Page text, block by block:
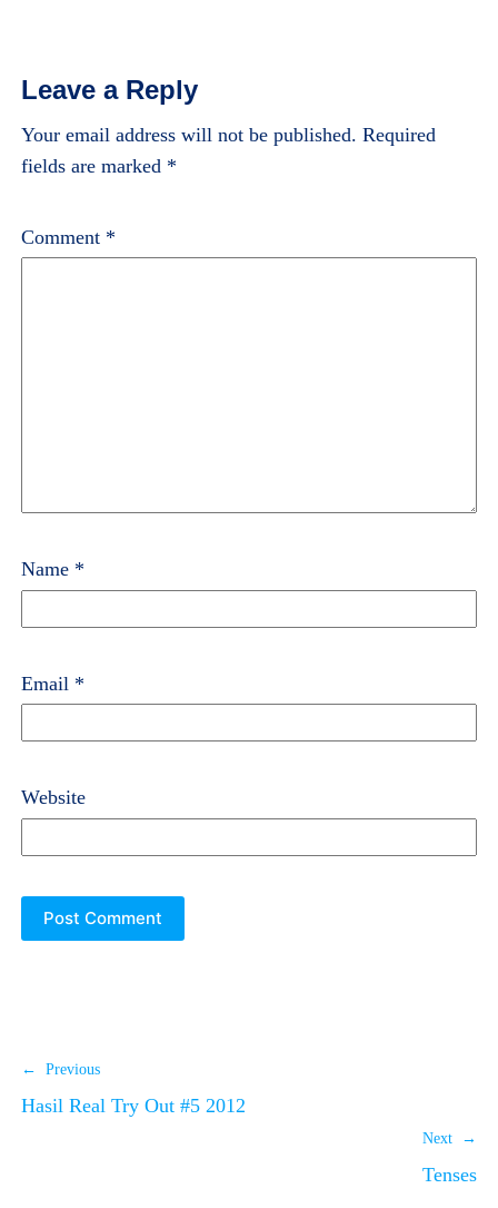
Leave a Reply
Your email address will not be published. Required
fields are marked *
Comment *
Name *
Email *
Website
← Previous
Hasil Real Try Out #5 2012
Next →
Tenses